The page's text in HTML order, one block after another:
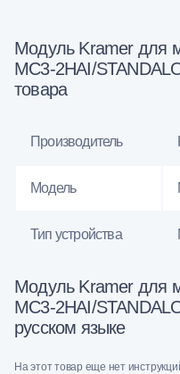
Модуль Kramer для
MC3-2HAI/
товара
Производитель
Модель
Тип устройства
Модуль Kramer для
MC3-2HAI/
русском языке
На этот товар еще нет